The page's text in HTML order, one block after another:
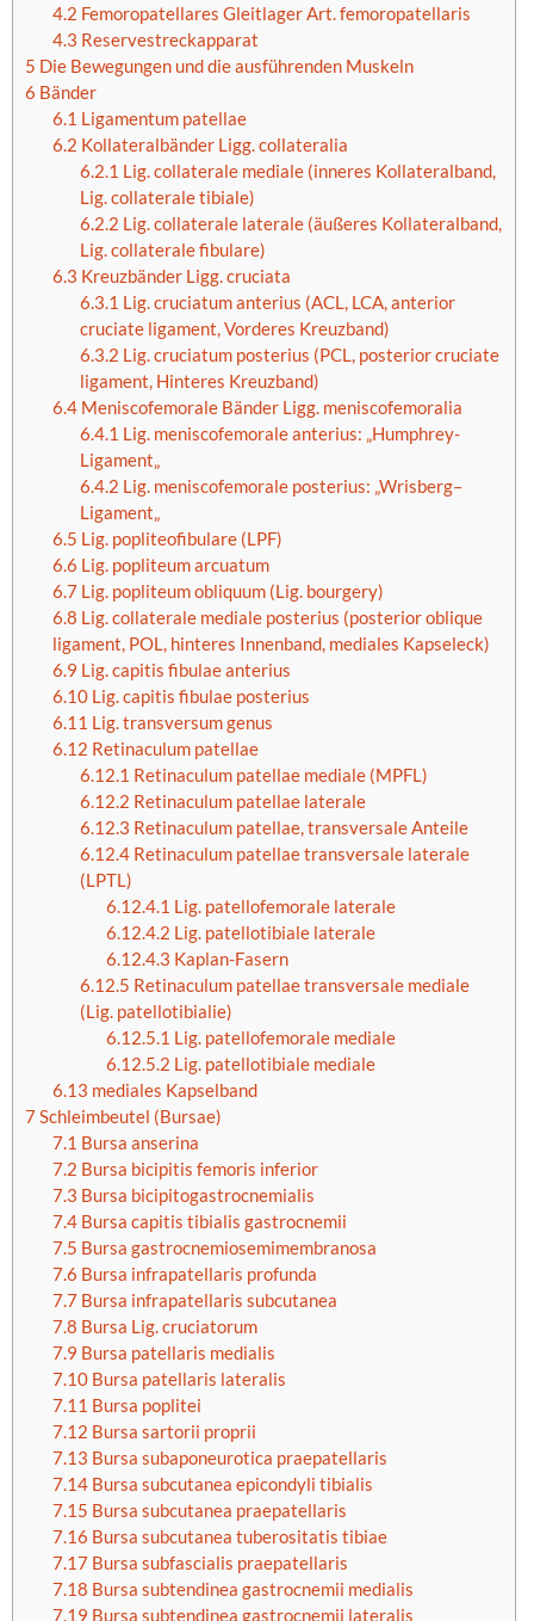
4.2 Femoropatellares Gleitlager Art. femoropatellaris
4.3 Reservestreckapparat
5 Die Bewegungen und die ausführenden Muskeln
6 Bänder
6.1 Ligamentum patellae
6.2 Kollateralbänder Ligg. collateralia
6.2.1 Lig. collaterale mediale (inneres Kollateralband,
Lig. collaterale tibiale)
6.2.2 Lig. collaterale laterale (äußeres Kollateralband,
Lig. collaterale fibulare)
6.3 Kreuzbänder Ligg. cruciata
6.3.1 Lig. cruciatum anterius (ACL, LCA, anterior
cruciate ligament, Vorderes Kreuzband)
6.3.2 Lig. cruciatum posterius (PCL, posterior cruciate
ligament, Hinteres Kreuzband)
6.4Meniscofemorale Bänder Ligg. meniscofemoralia
6.4.1 Lig. meniscofemorale anterius: „Humphrey-
Ligament„
6.4.2 Lig. meniscofemorale posterius: „Wrisberg–
Ligament„
6.5 Lig. popliteofibulare (LPF)
6.6 Lig. popliteum arcuatum
6.7Lig. popliteum obliquum (Lig. bourgery)
6.8 Lig. collaterale mediale posterius (posterior oblique
ligament, POL, hinteres Innenband, mediales Kapseleck)
6.9 Lig. capitis fibulae anterius
6.10Lig. capitis fibulae posterius
6.11 Lig. transversum genus
6.12 Retinaculum patellae
6.12.1 Retinaculum patellae mediale (MPFL)
6.12.2 Retinaculum patellae laterale
6.12.3 Retinaculum patellae, transversale Anteile
6.12.4Retinaculum patellae transversale laterale
(LPTL)
6.12.4.1 Lig. patellofemorale laterale
6.12.4.2 Lig. patellotibiale laterale
6.12.4.3 Kaplan-Fasern
6.12.5 Retinaculum patellae transversale mediale
(Lig. patellotibialie)
6.12.5.1 Lig. patellofemorale mediale
6.12.5.2 Lig. patellotibiale mediale
6.13 mediales Kapselband
7Schleimbeutel (Bursae)
7.1 Bursa anserina
7.2 Bursa bicipitis femoris inferior
7.3 Bursa bicipitogastrocnemialis
7.4Bursa capitis tibialis gastrocnemii
7.5 Bursa gastrocnemiosemimembranosa
7.6 Bursa infrapatellaris profunda
7.7Bursa infrapatellaris subcutanea
7.8 Bursa Lig. cruciatorum
7.9 Bursa patellaris medialis
7.10Bursa patellaris lateralis
7.11 Bursa poplitei
7.12 Bursa sartorii proprii
7.13 Bursa subaponeurotica praepatellaris
7.14Bursa subcutanea epicondyli tibialis
7.15 Bursa subcutanea praepatellaris
7.16 Bursa subcutanea tuberositatis tibiae
7.17Bursa subfascialis praepatellaris
7.18 Bursa subtendinea gastrocnemii medialis
7.19 Bursa subtendinea gastrocnemii lateralis